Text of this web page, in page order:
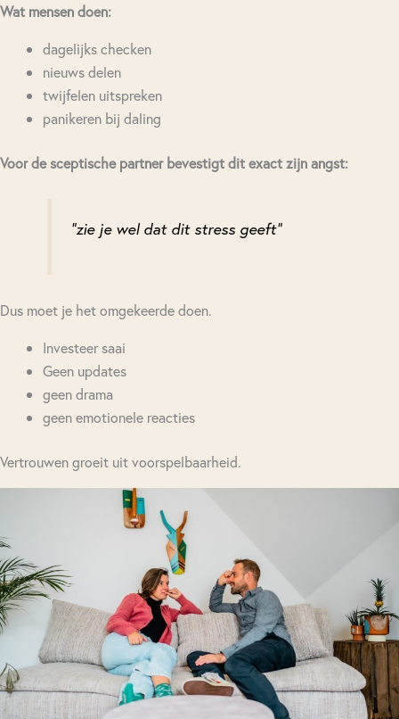
Wat mensen doen:
dagelijks checken
nieuws delen
twijfelen uitspreken
panikeren bij daling
Voor de sceptische partner bevestigt dit exact zijn angst:
"zie je wel dat dit stress geeft"
Dus moet je het omgekeerde doen.
Investeer saai
Geen updates
geen drama
geen emotionele reacties
Vertrouwen groeit uit voorspelbaarheid.